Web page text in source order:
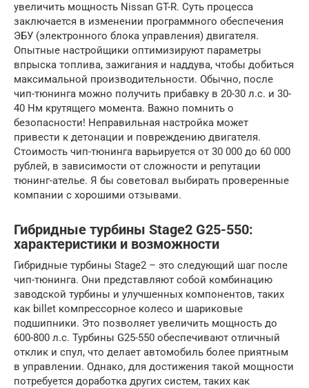
увеличить мощность Nissan GT-R. Суть процесса
заключается в изменении программного обеспечения
ЭБУ (электронного блока управления) двигателя.
Опытные настройщики оптимизируют параметры
впрыска топлива, зажигания и наддува, чтобы добиться
максимальной производительности. Обычно, после
чип-тюнинга можно получить прибавку в 20-30 л.с. и 30-
40 Нм крутящего момента. Важно помнить о
безопасности! Неправильная настройка может
привести к детонации и повреждению двигателя.
Стоимость чип-тюнинга варьируется от 30 000 до 60 000
рублей, в зависимости от сложности и репутации
тюнинг-ателье. Я бы советовал выбирать проверенные
компании с хорошими отзывами.
Гибридные турбины Stage2 G25-550:
характеристики и возможности
Гибридные турбины Stage2 – это следующий шаг после
чип-тюнинга. Они представляют собой комбинацию
заводской турбины и улучшенных компонентов, таких
как billet компрессорное колесо и шариковые
подшипники. Это позволяет увеличить мощность до
600-800 л.с. Турбины G25-550 обеспечивают отличный
отклик и спул, что делает автомобиль более приятным
в управлении. Однако, для достижения такой мощности
потребуется доработка других систем, таких как